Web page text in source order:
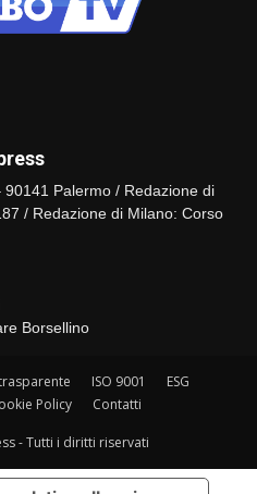
Palermo / Redazione di
/ Redazione di Milano: Corso
Borsellino
ISO 9001
ESG
Policy Contatti
- Tutti i diritti riservati